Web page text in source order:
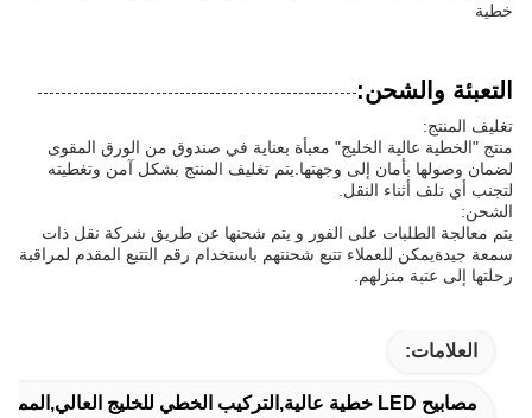
خطية
التعبئة والشحن:
تغليف المنتج:
منتج "الخطية عالية الخليج" معبأة بعناية في صندوق من الورق المقوى
لضمان وصولها بأمان إلى وجهتها.يتم تغليف المنتج بشكل آمن وتغطيته
لتجنب أي تلف أثناء النقل.
الشحن:
يتم معالجة الطلبات على الفور و يتم شحنها عن طريق شركة نقل ذات
سمعة جيدةيمكن للعملاء تتبع شحنتهم باستخدام رقم التتبع المقدم لمراقبة
رحلتها إلى عتبة منزلهم.
العلامات:
مصابيح LED خطية عالية,التركيب الخطي للخليج العالي,الممر الصناعي للضوء